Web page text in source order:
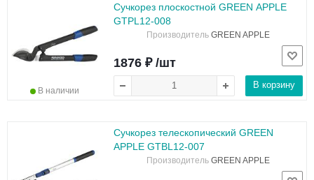
Сучкорез плоскостной GREEN APPLE
GTPL12-008
Производитель GREEN APPLE
В наличии
1876 ₽ /шт
В корзину
Сучкорез телескопический GREEN
APPLE GTBL12-007
Производитель GREEN APPLE